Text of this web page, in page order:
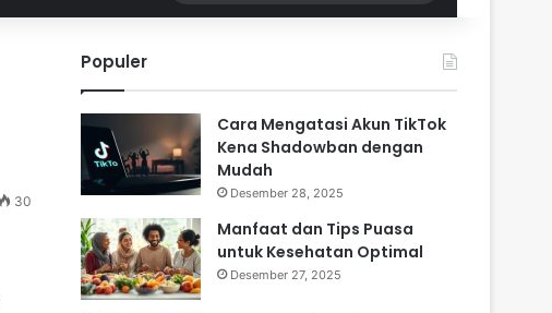
for
30
Populer
Cara Mengatasi Akun TikTok
Kena Shadowban dengan
Mudah
Desember 28, 2025
Manfaat dan Tips Puasa
untuk Kesehatan Optimal
Desember 27, 2025